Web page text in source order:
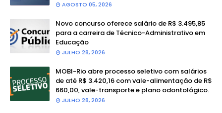
AGOSTO 05, 2026
Novo concurso oferece salário de R$ 3.495,85
para a carreira de Técnico-Administrativo em
Educação
JULHO 28, 2026
MOBI-Rio abre processo seletivo com salários
de até R$ 3.420,16 com vale-alimentação de R$
660,00, vale-transporte e plano odontológico.
JULHO 28, 2026